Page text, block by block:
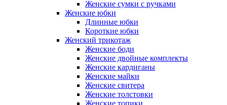
Женские сумки с ручками
Женские юбки
Длинные юбки
Короткие юбки
Женский трикотаж
Женские боди
Женские двойные комплекты
Женские кардиганы
Женские майки
Женские свитера
Женские толстовки
Женские топики